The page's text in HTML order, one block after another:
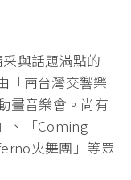
與話題滿點的
「南台灣交響樂
畫音樂會。尚有
、「Coming
火舞團」等眾